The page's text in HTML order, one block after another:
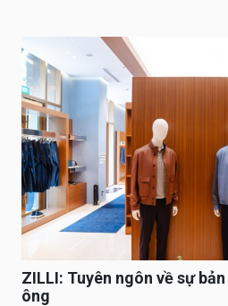
ZILLI: Tuyên ngôn về sự
ông